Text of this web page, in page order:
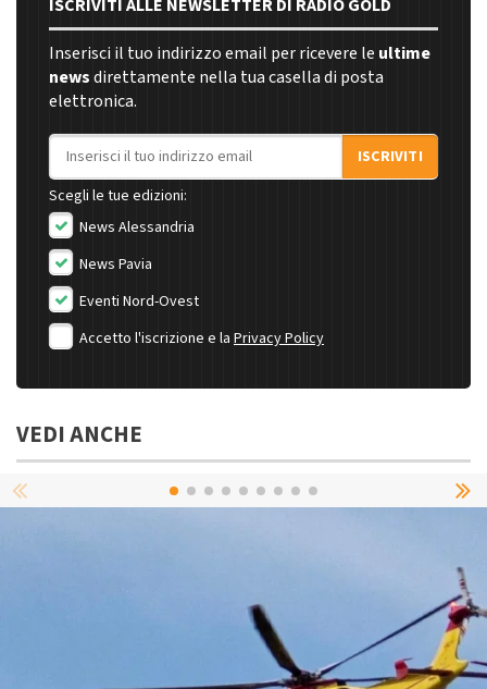
ISCRIVITI ALLE NEWSLETTER DI RADIO GOLD
Inserisci il tuo indirizzo email per ricevere le ultime
newsdirettamente nella tua casella di posta
elettronica.
Indirizzo email
ISCRIVITI
Scegli le tue edizioni:
News Alessandria
News Pavia
Eventi Nord-Ovest
Accetto l'iscrizione e la Privacy Policy
VEDI ANCHE